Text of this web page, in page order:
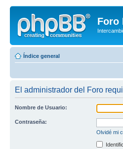
Foro
Índice general
El administrador del Foro
Nombre de Usuario:
Contraseña:
Olvidé mi